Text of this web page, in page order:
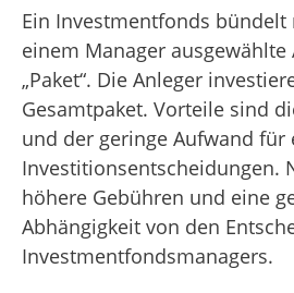
Ein Investmentfonds bündelt
einem Manager
„Paket“. Die Anleger
Gesamtpaket. Vorteile sind
und der geringe Aufwand für
Investitionsentscheidungen.
höhere Gebühren und eine
Abhängigkeit von den
Investmentfondsmanagers.